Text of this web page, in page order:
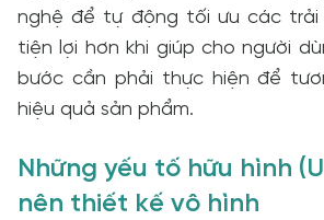
nghệ để tự động tối ưu các trải
tiện lợi hơn khi giúp cho người
bước cần phải thực hiện để
hiệu quả sản phẩm.
Những yếu tố hữu hình
nên thiết kế vô hình